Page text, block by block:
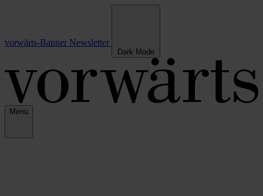
vorwärts-Banner Newsletter
Dark Mode
Menü